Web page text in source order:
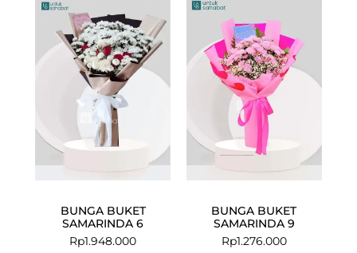
BUNGA BUKET
SAMARINDA 6
Rp1.948.000
BUNGA BUKET
SAMARINDA 9
Rp1.276.000